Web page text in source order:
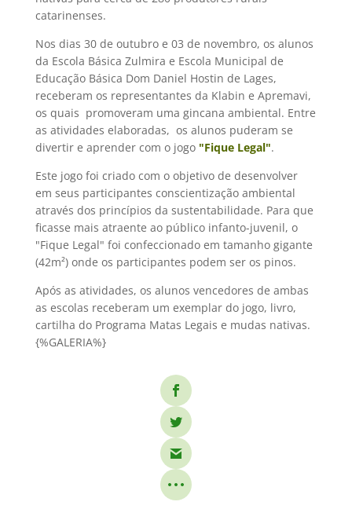
catarinenses.
Nos dias 30 de outubro e 03 de novembro, os alunos
da Escola Básica Zulmira e Escola Municipal de
Educação Básica Dom Daniel Hostin de Lages,
receberam os representantes da Klabin e Apremavi,
os quais promoveram uma gincana ambiental. Entre
as atividades elaboradas, os alunos puderam se
divertir e aprender com o jogo "Fique Legal".
Este jogo foi criado com o objetivo de desenvolver
em seus participantes conscientização ambiental
através dos princípios da sustentabilidade. Para que
ficasse mais atraente ao público infanto-juvenil, o
"Fique Legal" foi confeccionado em tamanho gigante
(42m²) onde os participantes podem ser os pinos.
Após as atividades, os alunos vencedores de ambas
as escolas receberam um exemplar do jogo, livro,
cartilha do Programa Matas Legais e mudas nativas.
{%GALERIA%}